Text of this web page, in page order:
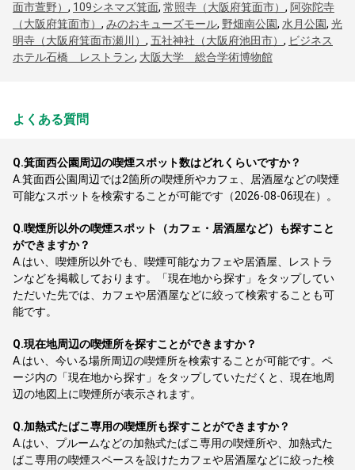
面市萱野） , 109シネマズ箕面, 常照寺（大阪府箕面市） , 阿弥陀寺
（大阪府箕面市） , みのおキューズモール, 野畑南公園, 水月公園, 光
明寺（大阪府箕面市瀬川） , 五社神社（大阪府池田市） , ビジネス
ホテル石橋 レストラン, 大阪大学 総合学術博物館
よくある質問
Q.箕面西公園周辺の喫煙スポット数はどれくらいですか？
A.箕面西公園周辺では2箇所の喫煙所やカフェ、居酒屋などの喫煙
可能なスポットを検索することが可能です（2026-08-06現在）。
Q.喫煙所以外の喫煙スポット（カフェ・居酒屋など）も探すこと
ができますか？
A. はい、喫煙所以外でも、喫煙可能なカフェや居酒屋、レストラ
ンなどを掲載しております。「現在地から探す」をタップしてい
ただいた先では、カフェや居酒屋などに絞って検索することも可
能です。
Q.現在地周辺の喫煙所を探すことができますか？
A. はい、今いる場所周辺の喫煙所を検索することが可能です。ペ
ージ内の「現在地から探す」をタップしていただくと、現在地周
辺の地図上に喫煙所が表示されます。
Q.加熱式たばこ専用の喫煙所も探すことができますか？
A. はい、プルームなどの加熱式たばこ専用の喫煙所や、加熱式た
ばこ専用の喫煙スペースを設けたカフェや居酒屋などに絞った検